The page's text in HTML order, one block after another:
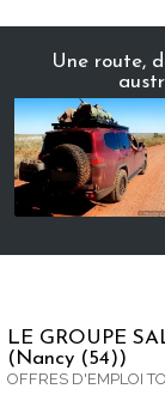
Une route,
LE GROUPE
(Nancy (54))
OFFRES D'EMPLOI